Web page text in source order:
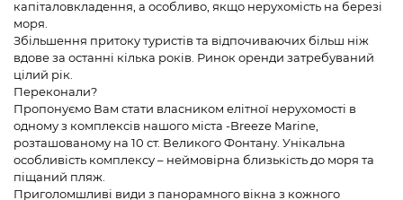
капіталовкладення, а особливо, якщо нерухомість на березі
моря.
Збільшення притоку туристів та відпочиваючих більш ніж
вдове за останні кілька років. Ринок оренди затребуваний
цілий рік.
Переконали?
Пропонуємо Вам стати власником елітної нерухомості в
одному з комплексів нашого міста -Breeze Marine,
розташованому на 10 ст. Великого Фонтану. Унікальна
особливість комплексу – неймовірна близькість до моря та
піщаний пляж.
Приголомшливі види з панорамного вікна з кожного